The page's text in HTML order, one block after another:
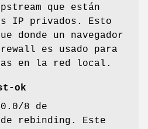
que están
IP privados. Esto
donde un navegador
es usado para
en la red local.
ok
8 de
rebinding. Este